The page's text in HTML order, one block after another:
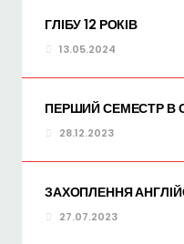
ГЛІБУ 12 РОКІВ
13.05.2024
ПЕРШИЙ СЕМЕСТР В
28.12.2023
ЗАХОПЛЕННЯ
27.07.2023